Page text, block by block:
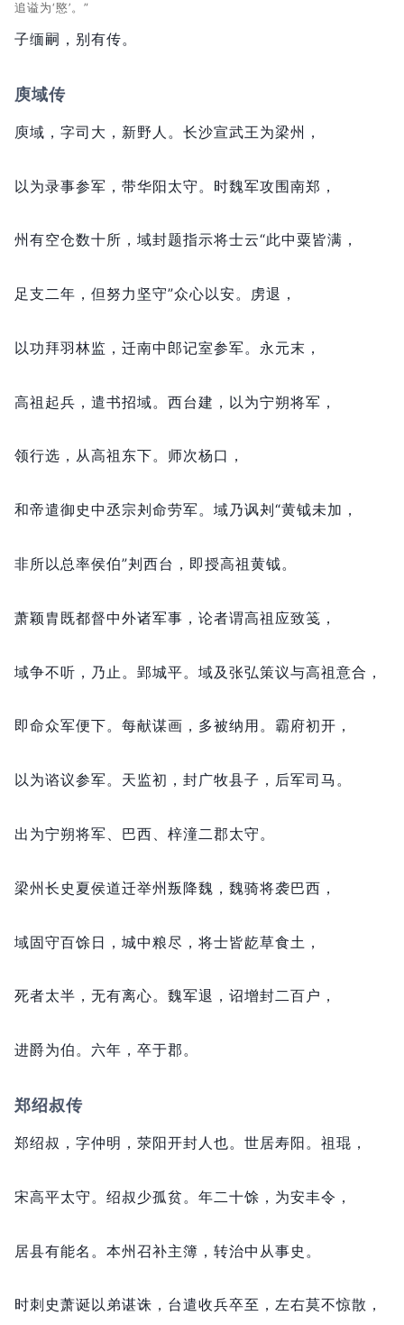
追谥为‘愍’。”
子缅嗣，别有传。
庾域传
庾域， 字司大， 新野人。 长沙宣武王为梁州，
以为录事参军， 带华阳太守。 时魏军攻围南郑，
州有空仓数十所， 域封题指示将士云“此中粟皆满，
足支二年， 但努力坚守”众心以安。 虏退，
以功拜羽林监， 迁南中郎记室参军。 永元末，
高祖起兵， 遣书招域。 西台建， 以为宁朔将军，
领行选， 从高祖东下。 师次杨口，
和帝遣御史中丞宗刔命劳军。 域乃讽刔“黄钺未加，
非所以总率侯伯”刔西台， 即授高祖黄钺。
萧颖胄既都督中外诸军事， 论者谓高祖应致笺，
域争不听， 乃止。 郢城平。 域及张弘策议与高祖意合，
即命众军便下。 每献谋画， 多被纳用。 霸府初开，
以为谘议参军。 天监初， 封广牧县子， 后军司马。
出为宁朔将军、巴西、梓潼二郡太守。
梁州长史夏侯道迁举州叛降魏， 魏骑将袭巴西，
域固守百馀日， 城中粮尽， 将士皆龁草食土，
死者太半， 无有离心。 魏军退， 诏增封二百户，
进爵为伯。 六年， 卒于郡。
郑绍叔传
郑绍叔， 字仲明， 荥阳开封人也。 世居寿阳。 祖琨，
宋高平太守。 绍叔少孤贫。 年二十馀， 为安丰令，
居县有能名。 本州召补主簿， 转治中从事史。
时刺史萧诞以弟谌诛， 台遣收兵卒至， 左右莫不惊散，